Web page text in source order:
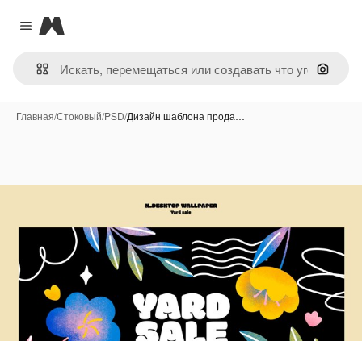
Close menu
Magnific
Поиск
Главная/Стоковый/PSD/Дизайн шаблона прода…